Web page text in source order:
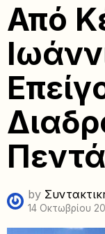
Από
by
14 Οκτωβρίου